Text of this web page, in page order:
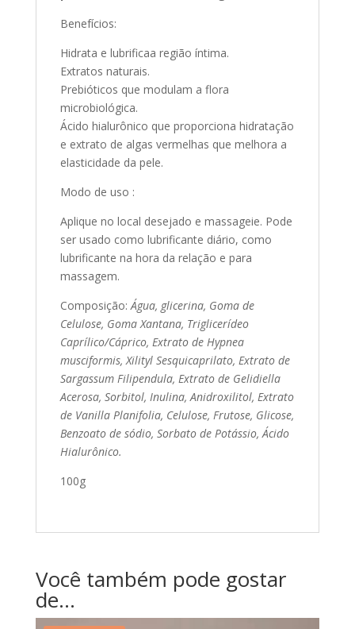
Benefícios:
Hidrata e lubrificaa região íntima.
Extratos naturais.
Prebióticos que modulam a flora
microbiológica.
Ácido hialurônico que proporciona hidratação
e extrato de algas vermelhas que melhora a
elasticidade da pele.
Modo de uso :
Aplique no local desejado e massageie. Pode
ser usado como lubrificante diário, como
lubrificante na hora da relação e para
massagem.
Composição:Água, glicerina, Goma de
Celulose, Goma Xantana, Triglicerídeo
Caprílico/Cáprico, Extrato de Hypnea
musciformis, Xilityl Sesquicaprilato, Extrato de
Sargassum Filipendula, Extrato de Gelidiella
Acerosa, Sorbitol, Inulina, Anidroxilitol, Extrato
de Vanilla Planifolia, Celulose, Frutose, Glicose,
Benzoato de sódio, Sorbato de Potássio, Ácido
Hialurônico.
100g
Você também pode gostar
de…